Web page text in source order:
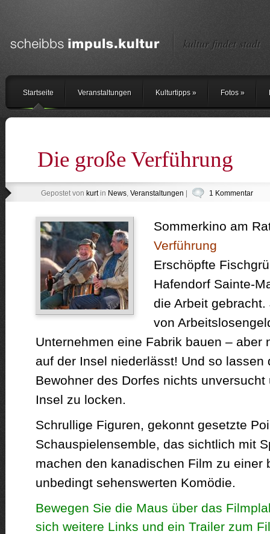
kultur findet stadt
Startseite Veranstaltungen Kulturtipps» Fotos»
Die große Verführung
Gepostet von kurtin News, Veranstaltungen 1 Kommentar
Sommerkino am
Verführung
Erschöpfte
Hafendorf Sainte-
die Arbeit
von
Unternehmen eine Fabrik bauen – aber
auf der Insel niederlässt! Und so lassen
Bewohner des Dorfes nichts
Insel zu locken.
Schrullige Figuren, gekonnt gesetzte
Schauspielensemble, das sichtlich mit
machen den kanadischen Film zu einer
unbedingt sehenswerten Komödie.
Bewegen Sie die Maus über das
sich weitere Links und ein Trailer zum